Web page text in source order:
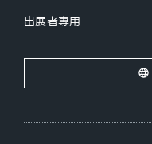
出展者専用